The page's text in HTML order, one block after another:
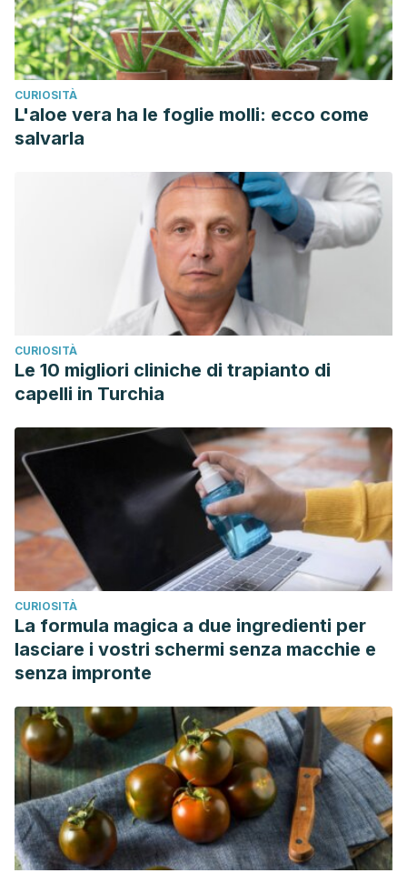
CURIOSITÀ
L'aloe vera ha le foglie molli: ecco come
salvarla
CURIOSITÀ
Le 10 migliori cliniche di trapianto di
capelli in Turchia
CURIOSITÀ
La formula magica a due ingredienti per
lasciare i vostri schermi senza macchie e
senza impronte